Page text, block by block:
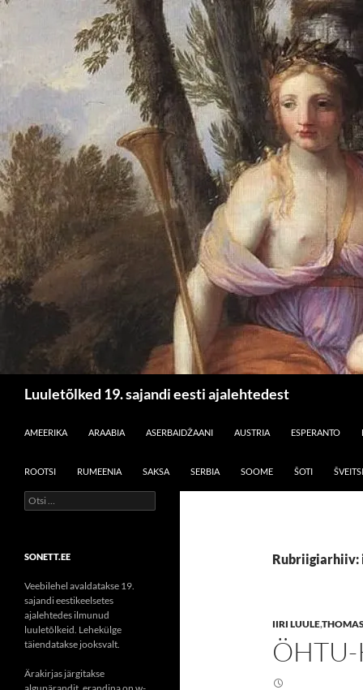
Luuletõlked 19. sajandi eesti ajalehtedest
AMEERIKA
ARAABIA ASERBAIDŽAANI AUSTRIA ESPERANTO
ROOTSI RUMEENIA SAKSA SERBIA SOOME ŠOTI ŠVEITSI
Rubriigiarhiiv:
IIRI LUULE,
ÖHTU-
Otsi:
SONETT.EE
Veebilehel avaldatakse 19.
sajandi eestikeelsetes
ajalehtedes ilmunud
luuletõlkeid. Lehekülge
täiendatakse jooksvalt.
Ärakirjas järgitakse